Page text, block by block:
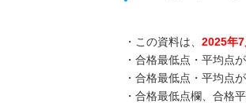
・この資料は、 2025年7
・合格最低点・平均点
・合格最低点・平均点
・合格最低点欄、合格